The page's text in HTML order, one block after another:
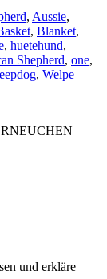
, Aussie,
, Blanket,
, huetehund,
Shepherd, one,
, Welpe
und erkläre